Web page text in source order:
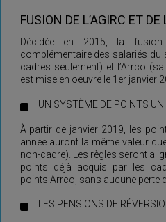
FUSION DE L’AGIRC ET DE
Décidée en 2015, la
complémentaire des salariés du
cadres seulement) et l’Arrco
est mise en oeuvre le 1er janvier
UN SYSTÈME DE POINTS
À partir de janvier 2019, les
année auront la même valeur
non-cadre). Les règles seront
points déjà acquis par les
points Arrco, sans aucune perte
LES PENSIONS DE